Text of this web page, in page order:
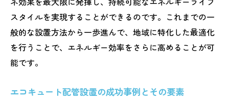
スタイルを実現することができるのです。これまでの一
般的な設置方法から一歩進んで、地域に特化した最適化
を行うことで、エネルギー効率をさらに高めることが可
能です。
エコキュート配管設置の成功事例とその要素